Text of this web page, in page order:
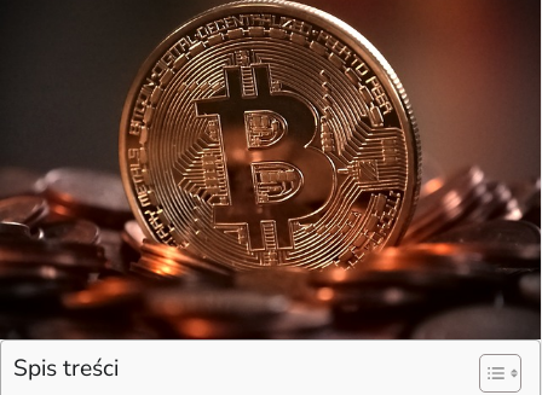
Spis treści